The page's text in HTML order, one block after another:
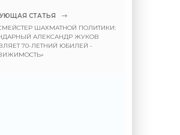
СТАТЬЯ
ШАХМАТНОЙ ПОЛИТИКИ:
АЛЕКСАНДР ЖУКОВ
70-ЛЕТНИЙ ЮБИЛЕЙ -